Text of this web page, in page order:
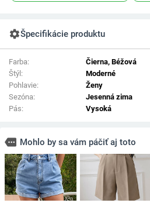
settingsŠpecifikácie produktu
Farba:
Čierna, Béžová
Štýl:
Moderné
Pohlavie:
Ženy
Sezóna:
Jesenná zima
Pás:
Vysoká
more Mohlo by sa vám páčiť aj toto